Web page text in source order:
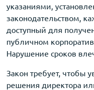
указаниями,
законодательством,
доступный для
публичном
Нарушение сроков
Закон требует, чтобы
решения директора